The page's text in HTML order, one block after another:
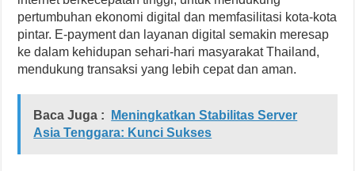
pertumbuhan ekonomi digital dan memfasilitasi kota-kota
pintar. E-payment dan layanan digital semakin meresap
ke dalam kehidupan sehari-hari masyarakat Thailand,
mendukung transaksi yang lebih cepat dan aman.
Baca Juga :
Meningkatkan Stabilitas Server
Asia Tenggara: Kunci Sukses